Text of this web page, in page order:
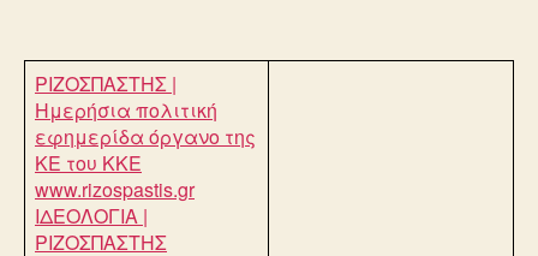
ΡΙΖΟΣΠΑΣΤΗΣ |
Ημερήσια πολιτική
εφημερίδα όργανο της
ΚΕ του ΚΚΕ
www.rizospastis.gr
ΙΔΕΟΛΟΓΙΑ |
ΡΙΖΟΣΠΑΣΤΗΣ